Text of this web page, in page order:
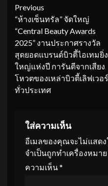
Continue
Reading
Previous
“ห้างเซ็นทรัล” จัดใหญ่
“Central Beauty Awards
2025” งานประกาศรางวัล
สุดยอดแบรนด์บิวตี้ไอเทมยิ่ง
ใหญ่แห่งปี การันตีจากเสียง
โหวตของเหล่าบิวตี้เลิฟเวอร์
ทั่วประเทศ
ใส่ความเห็น
อีเมลของคุณจะไม่แสด
จำเป็นถูกทำเครื่องหมาย
ความเห็น*